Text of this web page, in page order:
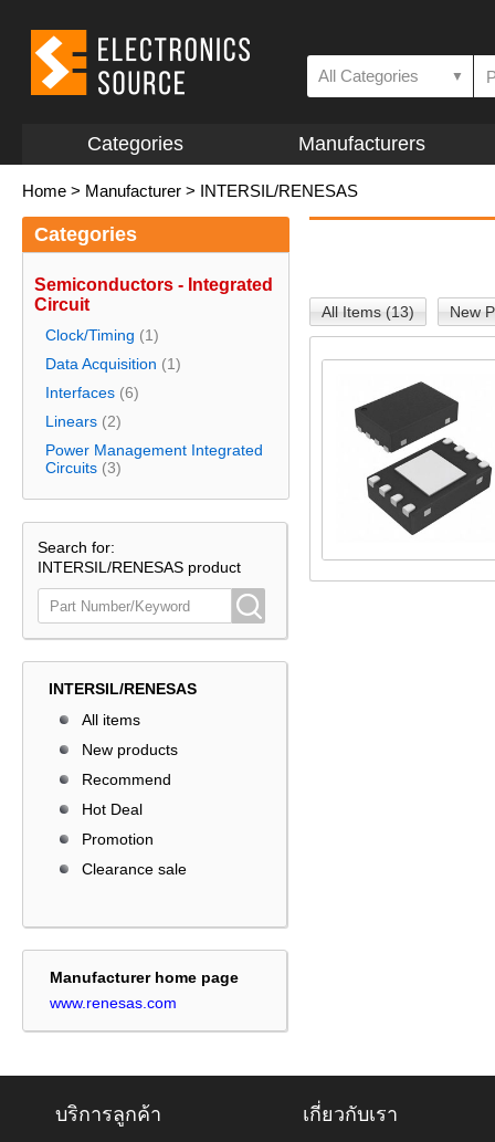
All Categories ▼
Categories Manufacturers
Home > Manufacturer > INTERSIL/RENESAS
Categories
Semiconductors - Integrated
Circuit
Clock/Timing (1)
Data Acquisition (1)
Interfaces (6)
Linears (2)
Power Management Integrated
Circuits (3)
Search for:
INTERSIL/RENESAS product
INTERSIL/RENESAS
All items
New products
Recommend
Hot Deal
Promotion
Clearance sale
Manufacturer home page
www.renesas.com
All Items (13) New
บริการลูกค้า เกี่ยวกับเรา